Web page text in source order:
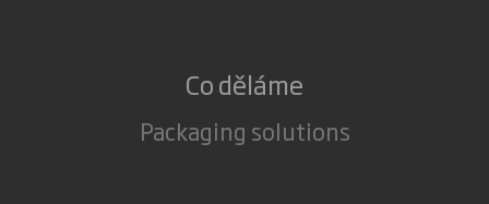
Co děláme
Packaging solutions